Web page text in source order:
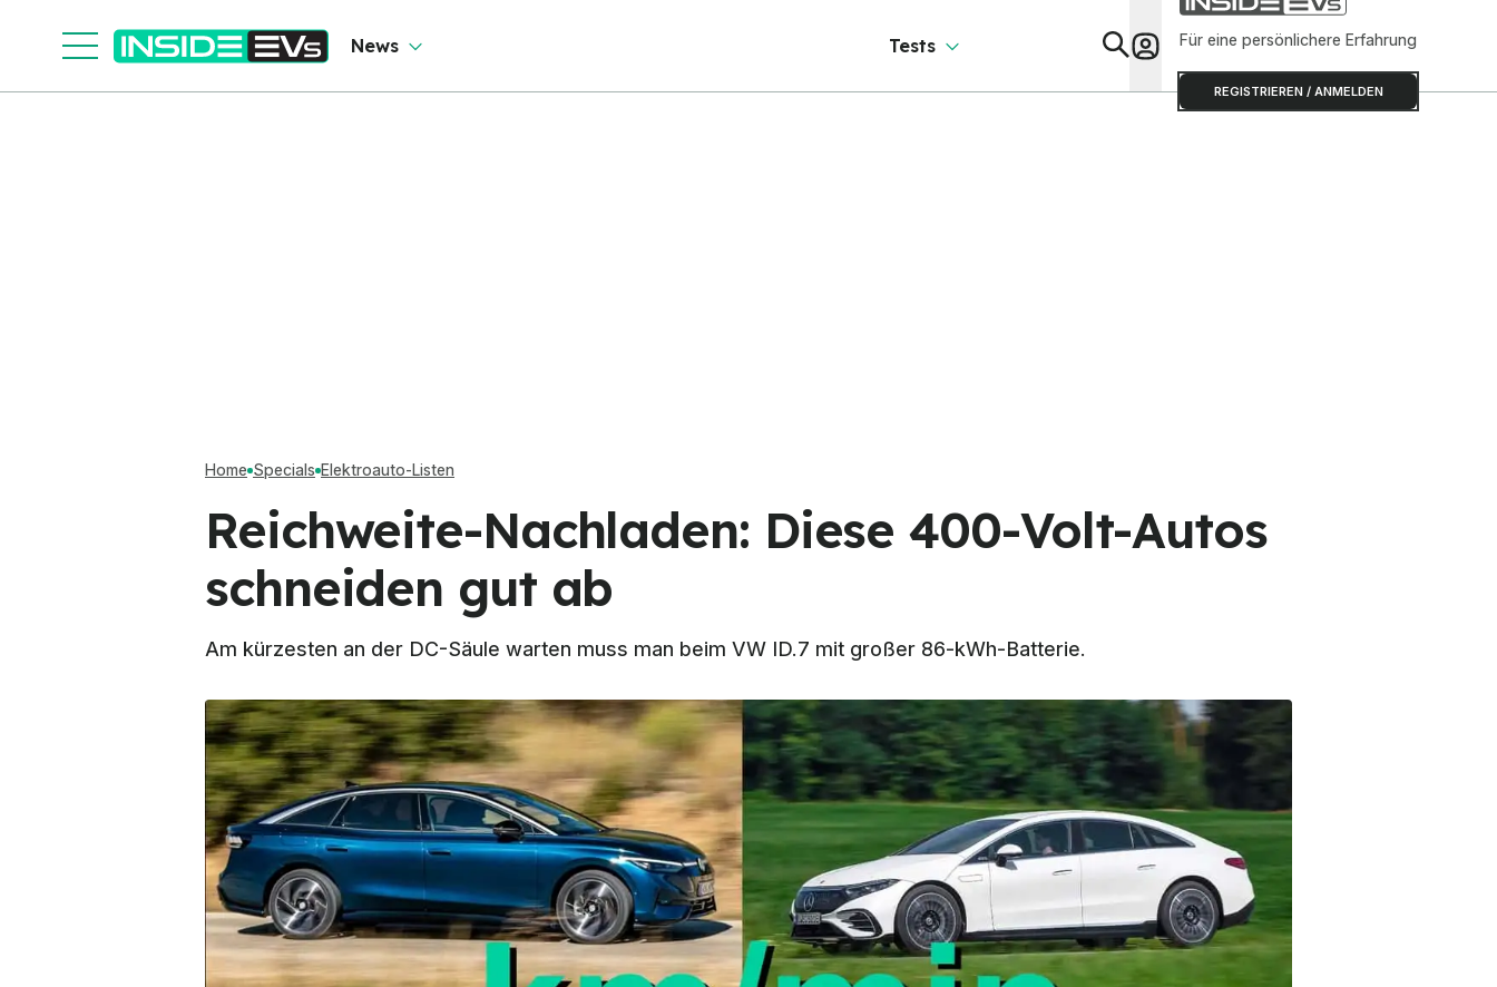
News Tests Für eine persönlichere Erfahrung
REGISTRIEREN / ANMELDEN
Home Specials Elektroauto-Listen
Reichweite-Nachladen: Diese 400-Volt-Autos
schneiden gut ab
Am kürzesten an der DC-Säule warten muss man beim VW ID.7 mit großer 86-kWh-Batterie.